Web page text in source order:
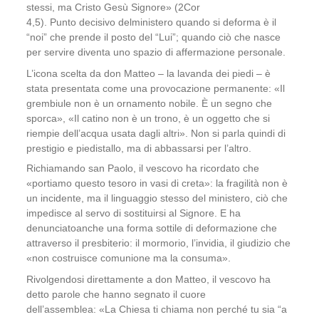
stessi, ma Cristo Gesù Signore» (2Cor
4,5). Puntodecisivo delministeroquando si deforma è il
“noi”che prende il posto del “Lui”; quando ciò che nasce
per servire diventa uno spazio di affermazione personale.
L’icona scelta da don Matteo – la lavanda dei piedi – è
stata presentata come una provocazione permanente: «Il
grembiule non è un ornamento nobile. È un segno che
sporca» ,«Il catino non è un trono,è un oggetto che si
riempie dell’acqua usata dagli altri»
Non si parla quindi di
prestigio e piedistallo, ma di abbassarsi per l’altro.
Richiamando san Paolo, il vescovo ha ricordato che
«portiamo questo tesoro in vasi di creta»: la fragilità non è
un incidente, ma il linguaggio stesso del ministero, ciò che
impedisce al servo di sostituirsi al Signore. E ha
denunciatoanche una forma sottile di deformazione che
attraverso il presbiterio: il mormorio, l’invidia, il giudizio che
«non costruisce comunione ma la consuma».
Rivolgendosi direttamente a don Matteo, il vescovo ha
detto parole che hanno segnato il cuore
dell’assemblea: «La Chiesa ti chiama non perché tu sia “a